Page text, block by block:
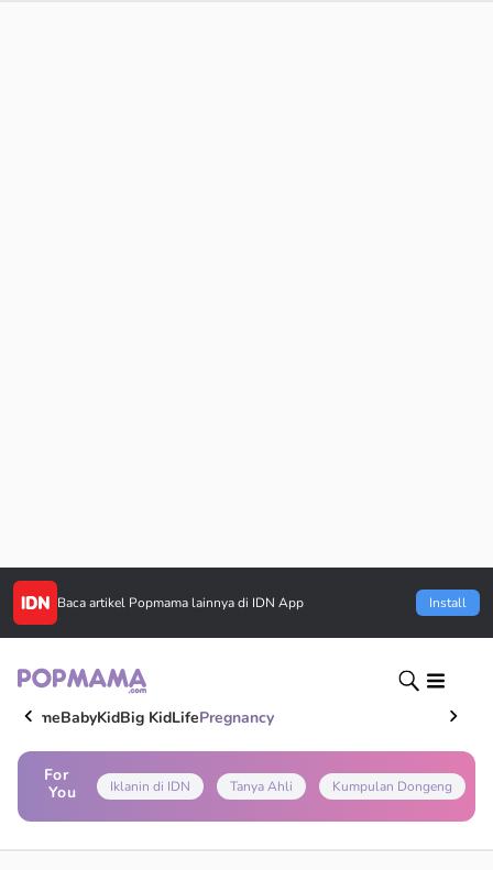
Baca artikel Popmama lainnya di IDN App Install
HomeBabyKidBig KidLifePregnancy
For
You
Iklanin di IDN Tanya Ahli Kumpulan Dongeng